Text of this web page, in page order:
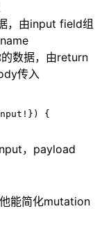
，由input field组
数据，由return
传入
{
，payload
能简化mutation